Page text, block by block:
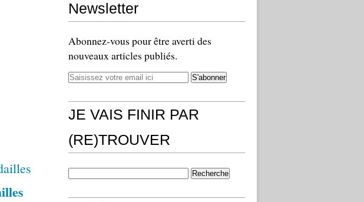
Newsletter
Abonnez-vous pour être averti des
nouveaux articles publiés.
JE VAIS FINIR PAR
(RE)TROUVER